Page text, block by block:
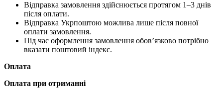
Відправка замовлення здійснюється протягом 1–3 днів
після оплати.
Відправка Укрпоштою можлива лише після повної
оплати замовлення.
Під час оформлення замовлення обов’язково потрібно
вказати поштовий індекс.
Оплата
Оплата при отриманні